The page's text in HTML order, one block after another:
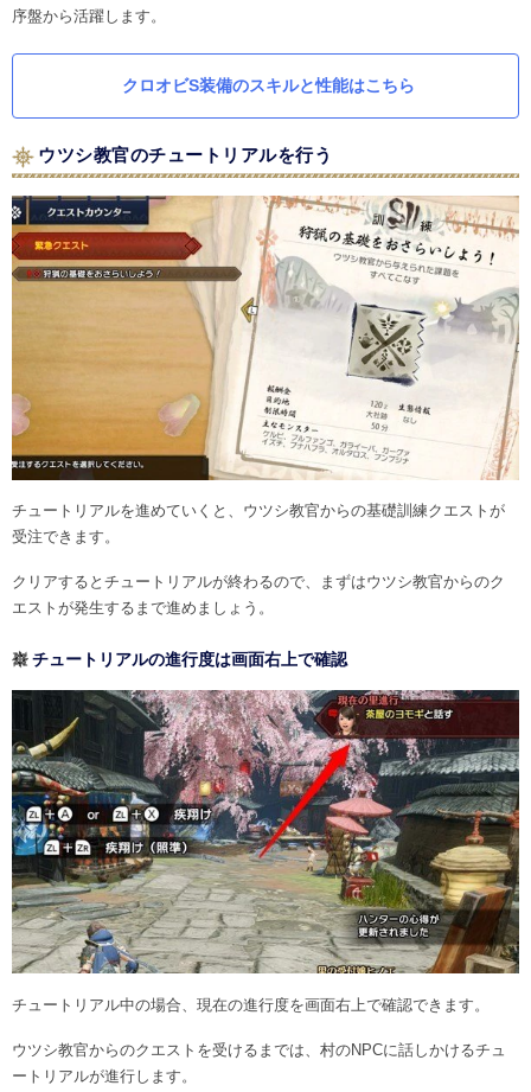
序盤から活躍します。
クロオビS装備のスキルと性能はこちら
ウツシ教官のチュートリアルを行う
チュートリアルを進めていくと、ウツシ教官からの基礎訓練クエストが
受注できます。
クリアするとチュートリアルが終わるので、まずはウツシ教官からのク
エストが発生するまで進めましょう。
チュートリアルの進行度は画面右上で確認
チュートリアル中の場合、現在の進行度を画面右上で確認できます。
ウツシ教官からのクエストを受けるまでは、村のNPCに話しかけるチュ
ートリアルが進行します。